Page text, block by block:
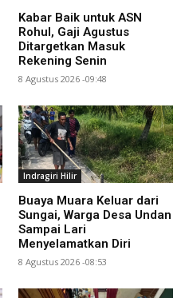
Kabar Baik untuk ASN
Rohul, Gaji Agustus
Ditargetkan Masuk
Rekening Senin
8 Agustus 2026 -09:48
Indragiri Hilir
Buaya Muara Keluar dari
Sungai, Warga Desa Undan
Sampai Lari
Menyelamatkan Diri
8 Agustus 2026 -08:53